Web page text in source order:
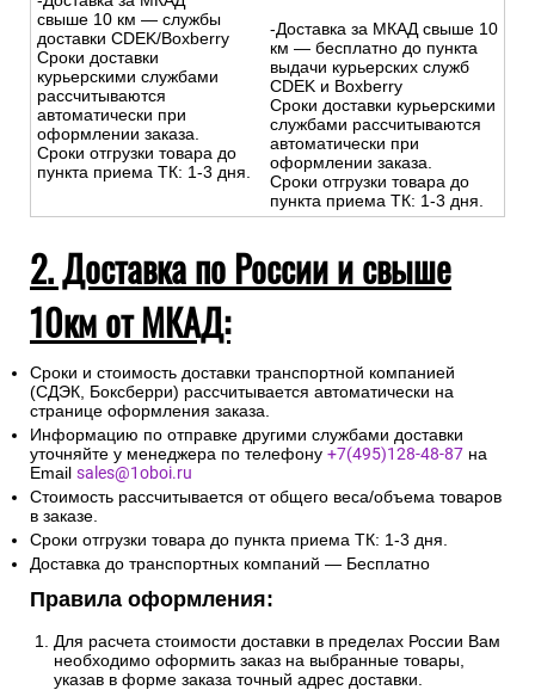
свыше 10 км — службы
доставки CDEK/Boxberry
Сроки доставки
курьерскими службами
рассчитываются
автоматически при
оформлении заказа.
Сроки отгрузки товара до
пункта приема ТК: 1-3 дня.
-Доставка за МКАД свыше 10
км — бесплатно до пункта
выдачи курьерских служб
CDEK и Boxberry
Сроки доставки курьерскими
службами рассчитываются
автоматически при
оформлении заказа.
Сроки отгрузки товара до
пункта приема ТК: 1-3 дня.
2. Доставка по России и свыше
10км от МКАД:
Сроки и стоимость доставки транспортной компанией
(СДЭК, Боксберри) рассчитывается автоматически на
странице оформления заказа.
Информацию по отправке другими службами доставки
уточняйте у менеджера по телефону +7(495)128-48-87 на
Email sales@1oboi.ru
Стоимость рассчитывается от общего веса/объема товаров
в заказе.
Сроки отгрузки товара до пункта приема ТК: 1-3 дня.
Доставка до транспортных компаний — Бесплатно
Правила оформления:
Для расчета стоимости доставки в пределах России Вам
необходимо оформить заказ на выбранные товары,
указав в форме заказа точный адрес доставки.